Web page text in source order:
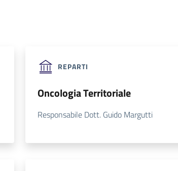
REPARTI
Oncologia Territoriale
Responsabile Dott. Guido Margutti